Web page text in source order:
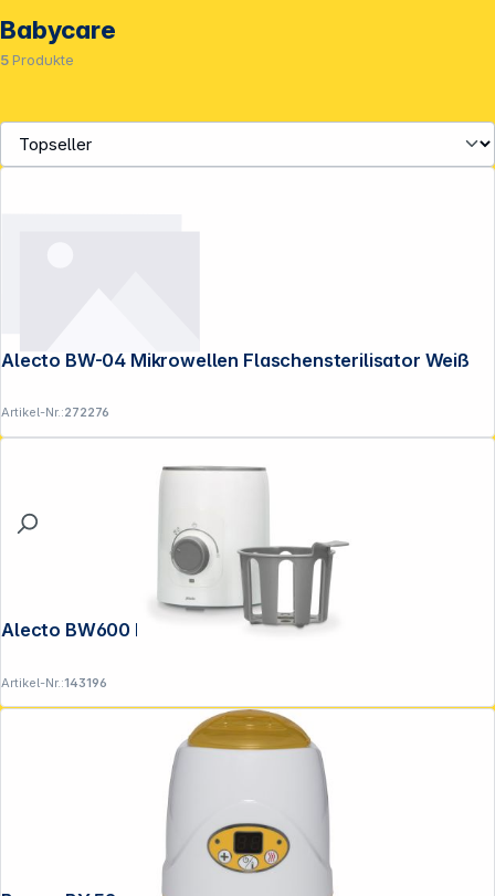
Babycare
5 Produkte
Alecto BW-04 Mikrowellen Flaschensterilisator Weiß
Artikel-Nr.:272276
Alecto BW600 Flaschenwärmer weiß
Artikel-Nr.:143196